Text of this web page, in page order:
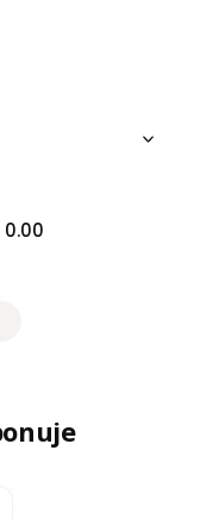
0.00